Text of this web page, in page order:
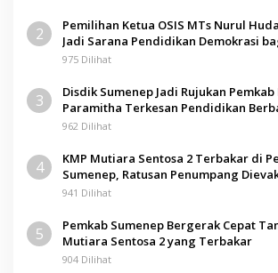
2
Pemilihan Ketua OSIS MTs Nurul
Jadi Sarana Pendidikan Demokrasi
975 Dilihat
3
Disdik Sumenep Jadi Rujukan
Paramitha Terkesan Pendidikan
962 Dilihat
4
KMP Mutiara Sentosa 2 Terbakar di
Sumenep, Ratusan Penumpang
941 Dilihat
5
Pemkab Sumenep Bergerak Cepat
Mutiara Sentosa 2 yang Terbakar
904 Dilihat